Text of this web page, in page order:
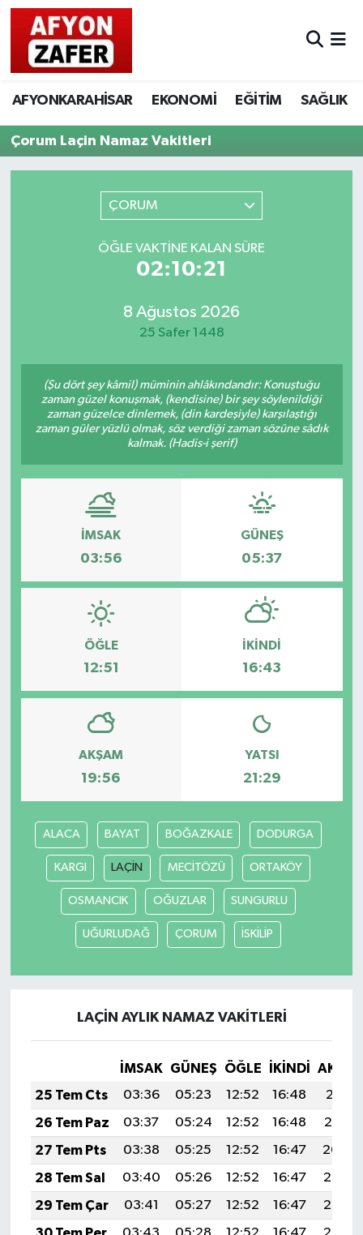
AFYONKARAHİSAR EKONOMİ EĞİTİM SAĞLIK
Çorum Laçin Namaz Vakitleri
ÇORUM
ÖĞLE VAKTINE KALAN SÜRE
02:10:21
8 Ağustos 2026
25 Safer 1448
(Şu dört şey kâmil) müminin ahlâkındandır: Konuştuğu
zaman güzel konuşmak, (kendisine) bir şey söylenildiği
zaman güzelce dinlemek, (din kardeşiyle) karşılaştığı
zaman güler yüzlü olmak, söz verdiği zaman sözüne sâdık
kalmak. (Hadis-i şerif)
İMSAK
03:56
GÜNEŞ
05:37
ÖĞLE
12:51
İKINDI
16:43
AKŞAM
19:56
YATSI
21:29
ALACA BAYAT BOĞAZKALE DODURGA
KARGI LAÇİN MECİTÖZÜ ORTAKÖY
OSMANCIK OĞUZLAR SUNGURLU
UĞURLUDAĞ ÇORUM İSKİLİP
LAÇİN AYLIK NAMAZ VAKITLERI
İMSAK GÜNEŞ ÖĞLE İKINDI
25 Tem Cts
03:36 05:23 12:52 16:48
20:11
26 Tem Paz
03:37 05:24 12:52 16:48
20:10
27 Tem Pts
03:38 05:25 12:52 16:47
20:09
28 Tem Sal
03:40 05:26 12:52 16:47
20:08
29 Tem Çar
03:41 05:27 12:52 16:47
20:07